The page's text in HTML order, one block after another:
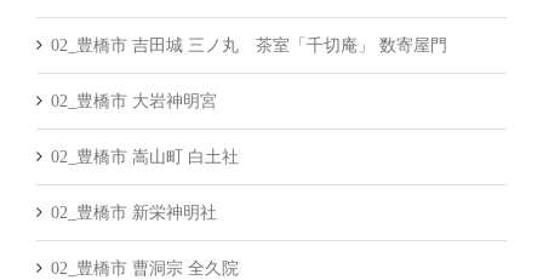
02_豊橋市 吉田城 三ノ丸 茶室「千切庵」 数寄屋門
02_豊橋市 大岩神明宮
02_豊橋市 嵩山町 白土社
02_豊橋市 新栄神明社
02_豊橋市 曹洞宗 全久院